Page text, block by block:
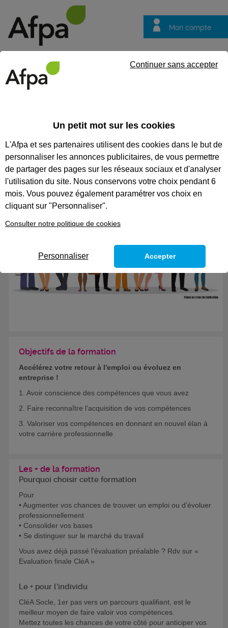
Mon compte
questions
CODES
EVALUATION INITIALE CLÉA
Eligible au CPF *
Objectifs de la formation
Accélérez votre retour à l'emploi ou évoluez en
entreprise !
1. Avoir conscience des compétences que vous avez
2. Faire reconnaître l'acquisition de vos compétences
3. Valoriser vos compétences en donnant en nouvel élan à
votre carrière professionnelle
Les + de la formation
Pourquoi choisir cette formation
Pour
• Augmenter vos chances de trouver un emploi ou d’évoluer
professionnellement
• Consolider vos bases
• Se distinguer sur le marché du travail
Vous avez déjà passé l’évaluation préalable ? Rdv sur «
Evaluation finale CléA »
Le + pour l'individu
CléA Socle, 1er pas vers un parcours qualifiant, est le
meilleur moyen de faire valoir vos compétences.
Mettez toutes les chances de votre côté pour anticiper vos
Un petit mot sur les cookies
L'Afpa et ses partenaires utilisent des cookies dans le but de
personnaliser les annonces publicitaires, de vous permettre
de partager des pages sur les réseaux sociaux et d'analyser
l'utilisation du site. Nous conservons votre choix pendant 6
mois. Vous pouvez également paramétrer vos choix en
cliquant sur "Personnaliser".
Consulter notre politique de cookies
Continuer sans accepter
Personnaliser Accepter